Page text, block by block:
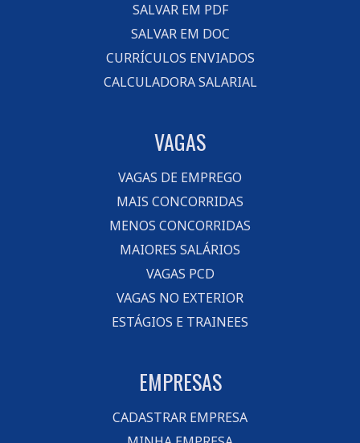
SALVAR EM PDF
SALVAR EM DOC
CURRÍCULOS ENVIADOS
CALCULADORA SALARIAL
VAGAS
VAGAS DE EMPREGO
MAIS CONCORRIDAS
MENOS CONCORRIDAS
MAIORES SALÁRIOS
VAGAS PCD
VAGAS NO EXTERIOR
ESTÁGIOS E TRAINEES
EMPRESAS
CADASTRAR EMPRESA